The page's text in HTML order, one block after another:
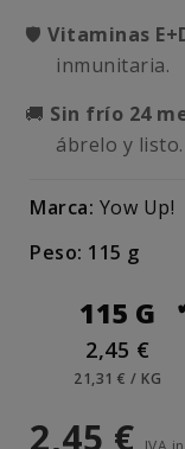
🛡️ Vitaminas
inmunitaria.
🚚 Sin frío 24
ábrelo y listo.
Marca: Yow Up!
Peso: 115 g
115 G
2,45 €
21,31 € / KG
2,45 €